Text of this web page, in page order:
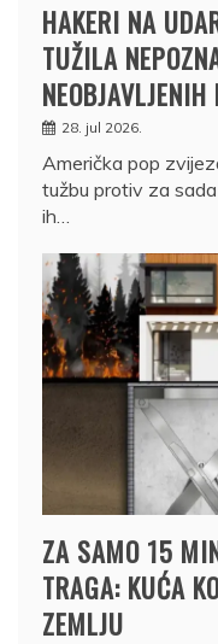
HAKERI NA
TUŽILA
28. jul 2026.
Američka pop
tužbu protiv za
ih…
ZA SAMO 15
TRAGA: KUĆA
ZEMLJU